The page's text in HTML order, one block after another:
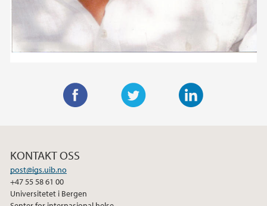
e
b
o
KONTAKT OSS
post@igs.uib.no
+47 55 58 61 00
Universitetet i Bergen